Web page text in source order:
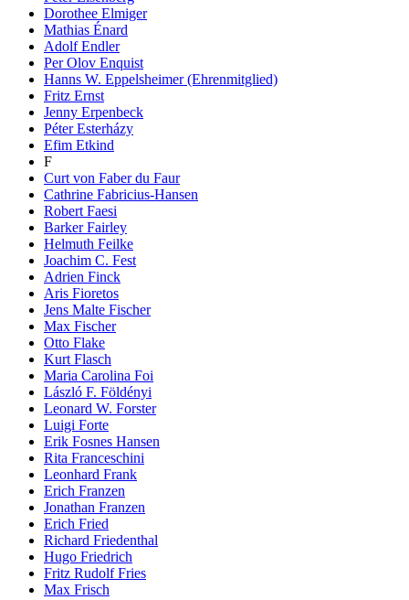
Dorothee Elmiger
Mathias Énard
Adolf Endler
Per Olov Enquist
Hanns W. Eppelsheimer (Ehrenmitglied)
Fritz Ernst
Jenny Erpenbeck
Péter Esterházy
Efim Etkind
F
Curt von Faber du Faur
Cathrine Fabricius-Hansen
Robert Faesi
Barker Fairley
Helmuth Feilke
Joachim C. Fest
Adrien Finck
Aris Fioretos
Jens Malte Fischer
Max Fischer
Otto Flake
Kurt Flasch
Maria Carolina Foi
László F. Földényi
Leonard W. Forster
Luigi Forte
Erik Fosnes Hansen
Rita Franceschini
Leonhard Frank
Erich Franzen
Jonathan Franzen
Erich Fried
Richard Friedenthal
Hugo Friedrich
Fritz Rudolf Fries
Max Frisch